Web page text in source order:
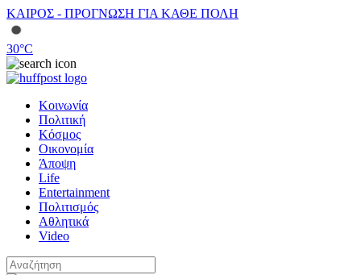
ΚΑΙΡΟΣ - ΠΡΟΓΝΩΣΗ ΓΙΑ ΚΑΘΕ ΠΟΛΗ
30°C
Κοινωνία
Πολιτική
Κόσμος
Οικονομία
Άποψη
Life
Entertainment
Πολιτισμός
Αθλητικά
Video